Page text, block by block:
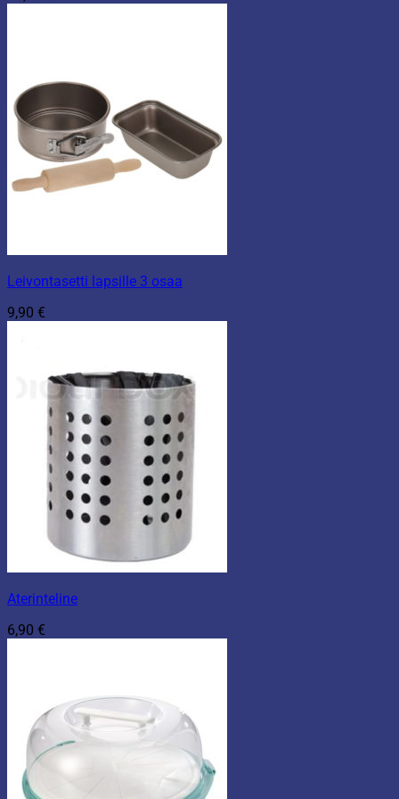
Leivontasetti lapsille 3 osaa
9,90 €
Aterinteline
6,90 €